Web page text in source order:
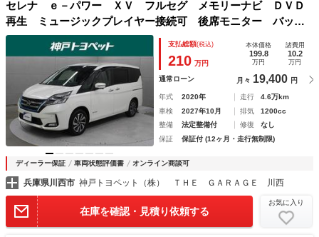
セレナ ｅ－パワー ＸＶ フルセグ メモリーナビ ＤＶＤ
再生 ミュージックプレイヤー接続可 後席モニター バック
カメラ 衝突被害軽減システム ＥＴＣ ドラレコ 両側電動
スライド ＬＥＤヘッドランプ 乗車定員７人 ３列シート
支払総額(税込)
210 万円
本体価格
199.8
万円
諸費用
10.2
万円
通常ローン 月々 19,400 円
年式 2020年 走行
4.6万km
車検
2027年10月 排気
1200cc
整備
法定整備付 修復
なし
保証
保証付 (12ヶ月・走行無制限)
ディーラー保証 車両状態評価書 オンライン商談可
兵庫県川西市 神戸トヨペット（株） ＴＨＥ ＧＡＲＡＧＥ 川西
在庫を確認・見積り依頼する
お気に入り